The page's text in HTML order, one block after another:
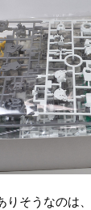
りそうなのは